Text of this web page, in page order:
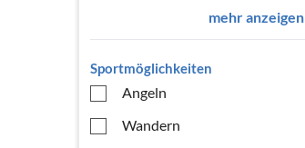
mehr anzeigen
Sportmöglichkeiten
Angeln
Wandern